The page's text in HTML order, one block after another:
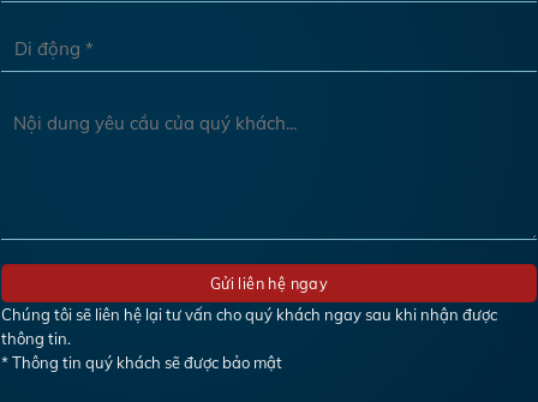
Chúng tôi sẽ liên hệ lại tư vấn cho quý khách ngay sau khi nhận được
thông tin.
* Thông tin quý khách sẽ được bảo mật